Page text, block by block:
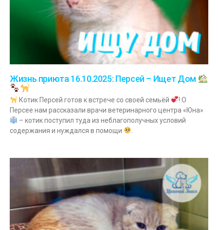
Жизнь приюта 16.10.2025: Персей – Ищет Дом
Котик Персей готов к встрече со своей семьёй
! О
Персее нам рассказали врачи ветеринарного центра «Юна»
– котик поступил туда из неблагополучных условий
содержания и нуждался в помощи